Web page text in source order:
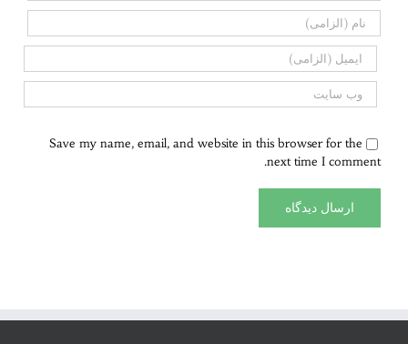
Save my name, email, and website in this browser for the
next time I comment.